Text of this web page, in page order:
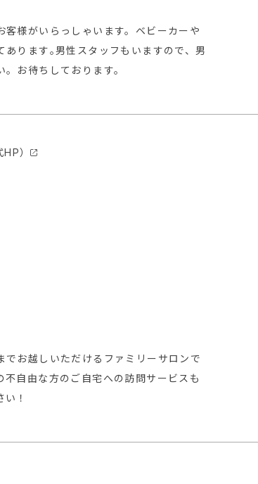
様がいらっしゃいます。ベビーカーや
ります｡男性スタッフもいますので、男
お待ちしております。
HP）
でお越しいただけるファミリーサロンで
自由な方のご自宅への訪問サービスも
！